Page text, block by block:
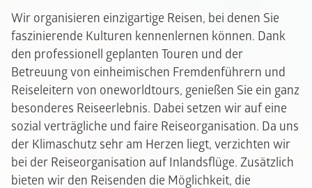
Wir organisieren einzigartige Reisen, bei denen Sie
faszinierende Kulturen kennenlernen können. Dank
den professionell geplanten Touren und der
Betreuung von einheimischen Fremdenführern und
Reiseleitern von oneworldtours, genießen Sie ein ganz
besonderes Reiseerlebnis. Dabei setzen wir auf eine
sozial verträgliche und faire Reiseorganisation. Da uns
der Klimaschutz sehr am Herzen liegt, verzichten wir
bei der Reiseorganisation auf Inlandsflüge. Zusätzlich
bieten wir den Reisenden die Möglichkeit, die